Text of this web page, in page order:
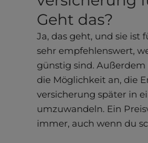
Geht das?
Ja, das geht, und sie ist
sehr empfehlenswert,
günstig sind. Außerdem
die Möglichkeit an, die
versicherung später in
umzuwandeln. Ein
immer, auch wenn du